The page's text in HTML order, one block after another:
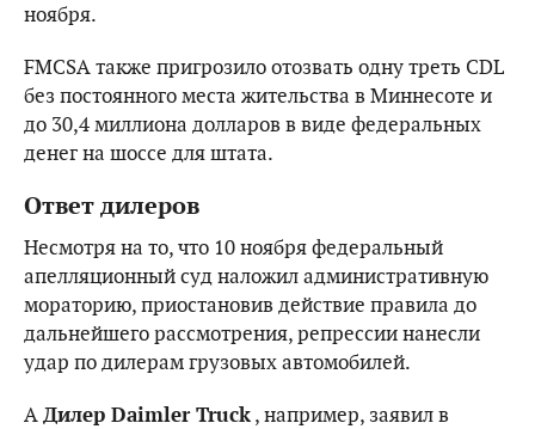
ноября.
FMCSA также пригрозило отозвать одну треть CDL
без постоянного места жительства в Миннесоте и
до 30,4 миллиона долларов в виде федеральных
денег на шоссе для штата.
Ответ дилеров
Несмотря на то, что 10 ноября федеральный
апелляционный суд наложил административную
мораторию, приостановив действие правила до
дальнейшего рассмотрения, репрессии нанесли
удар по дилерам грузовых автомобилей.
AДилер Daimler Truck, например, заявил в